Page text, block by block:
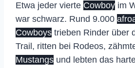
Etwa jeder vierte Cowboy im
war schwarz. Rund 9.000
Cowboys trieben Rinder über
Trail, ritten bei Rodeos,
Mustangs und lebten das